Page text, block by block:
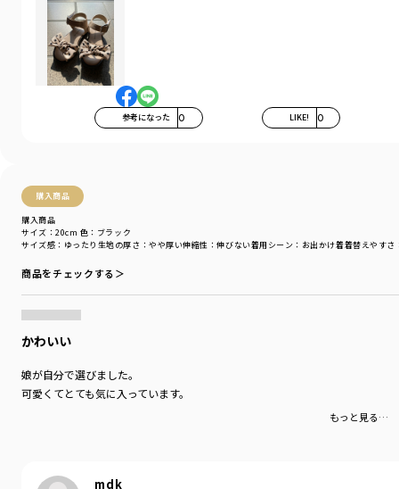
参考になった 0 LIKE! 0
購入商品
購入商品
サイズ感 ：ゆったり 生地の厚さ ：やや厚い伸縮性 ：伸びない着用シーン ：お出かけ着着替えやすさ
サイズ：20cm 色：ブラック
商品をチェックする＞
かわいい
娘が自分で選びました。
可愛くてとても気に入っています。
もっと見る…
mdk